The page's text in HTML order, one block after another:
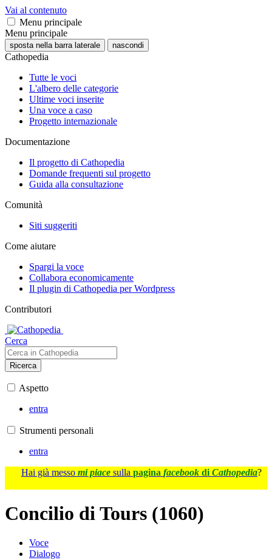
Vai al contenuto
Menu principale
Menu principale
sposta nella barra laterale nascondi
Cathopedia
Tutte le voci
L'albero delle categorie
Ultime voci inserite
Una voce a caso
Progetto internazionale
Documentazione
Il progetto di Cathopedia
Domande frequenti sul progetto
Guida alla consultazione
Comunità
Siti suggeriti
Come aiutare
Spargi la voce
Collabora economicamente
Il plugin di Cathopedia per Wordpress
Contributori
Cerca
Ricerca
Aspetto
entra
Strumenti personali
entra
Hai già messo mi piace sulla pagina facebook di Cathopedia?
Concilio di Tours (1060)
Voce
Dialogo